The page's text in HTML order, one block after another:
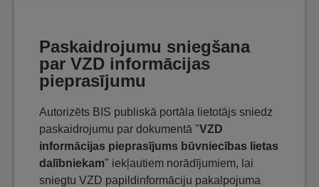
Paskaidrojumu sniegšana
par VZD informācijas
pieprasījumu
Autorizēts BIS publiskā portāla lietotājs sniedz
paskaidrojumu par dokumentā "VZD
informācijas pieprasījums būvniecības lietas
dalībniekam" iekļautiem norādījumiem, lai
sniegtu VZD papildinformāciju pakalpojuma